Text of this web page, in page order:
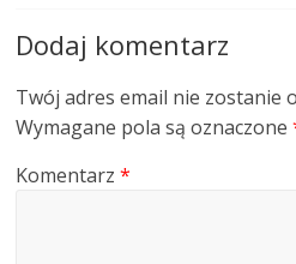
Dodaj komentarz
Twój adres email nie zostanie
Wymagane pola są oznaczone
Komentarz*